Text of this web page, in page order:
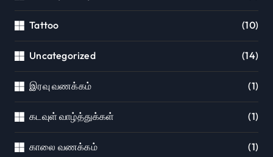
Tattoo (10)
Uncategorized (14)
இரவு வணக்கம் (1)
கடவுள் வாழ்த்துக்கள் (1)
காலை வணக்கம் (1)